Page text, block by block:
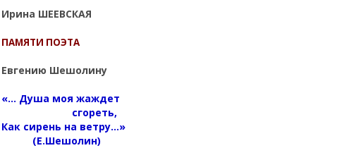
Ирина ШЕЕВСКАЯ
ПАМЯТИ ПОЭТА
Евгению Шешолину
«... Душа моя жаждет
сгореть,
Как сирень на ветру...»
(Е.Шешолин)